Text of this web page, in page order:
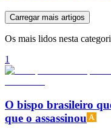
Carregar mais artigos
Os mais lidos nesta
1
O bispo brasileiro
que o assassinou